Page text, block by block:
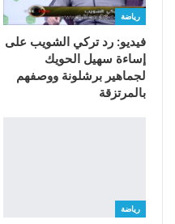
رياضة
فيديو: رد تركي الشويب على
إساءة سهيل الحويك
لجماهير برشلونة ووصفهم
بالمرتزقة
رياضة